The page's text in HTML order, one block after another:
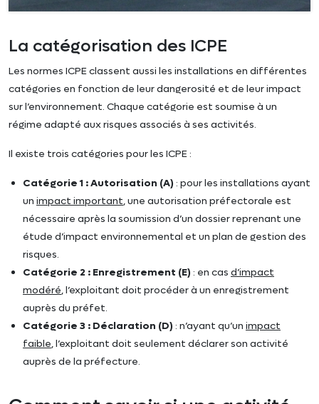
La catégorisation des ICPE
Les normes ICPE classent aussi les installations en différentes
catégories en fonction de leur dangerosité et de leur impact
sur l’environnement. Chaque catégorie est soumise à un
régime adapté aux risques associés à ses activités.
Il existe trois catégories pour les ICPE :
Catégorie 1 : Autorisation (A) : pour les installations ayant
un impact important, une autorisation préfectorale est
nécessaire après la soumission d’un dossier reprenant une
étude d’impact environnemental et un plan de gestion des
risques.
Catégorie 2 : Enregistrement (E) : en cas d’impact
modéré, l’exploitant doit procéder à un enregistrement
auprès du préfet.
Catégorie 3 : Déclaration (D) : n’ayant qu’un impact
faible, l’exploitant doit seulement déclarer son activité
auprès de la préfecture.